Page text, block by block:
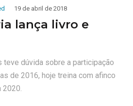
19 de abril de 2018
lança livro e
teve dúvida sobre a participação
de 2016, hoje treina com afinco
2020.